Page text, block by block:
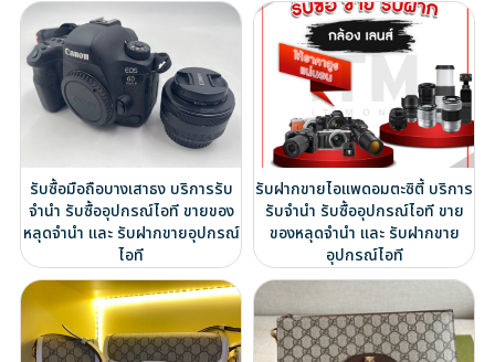
รับซื้อมือถือบางเสาธง บริการรับ
จำนำ รับซื้ออุปกรณ์ไอที ขายของ
หลุดจำนำ และ รับฝากขายอุปกรณ์
ไอที
รับฝากขายไอแพดอมตะซิตี้ บริการ
รับจำนำ รับซื้ออุปกรณ์ไอที ขาย
ของหลุดจำนำ และ รับฝากขาย
อุปกรณ์ไอที